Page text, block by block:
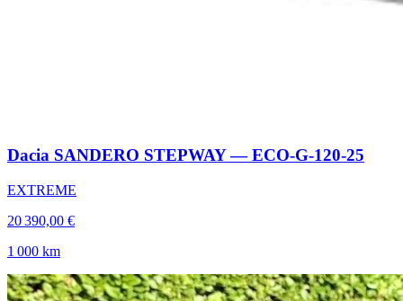
Dacia SANDERO STEPWAY — ECO-G-120-25
EXTREME
20 390,00 €
1 000 km